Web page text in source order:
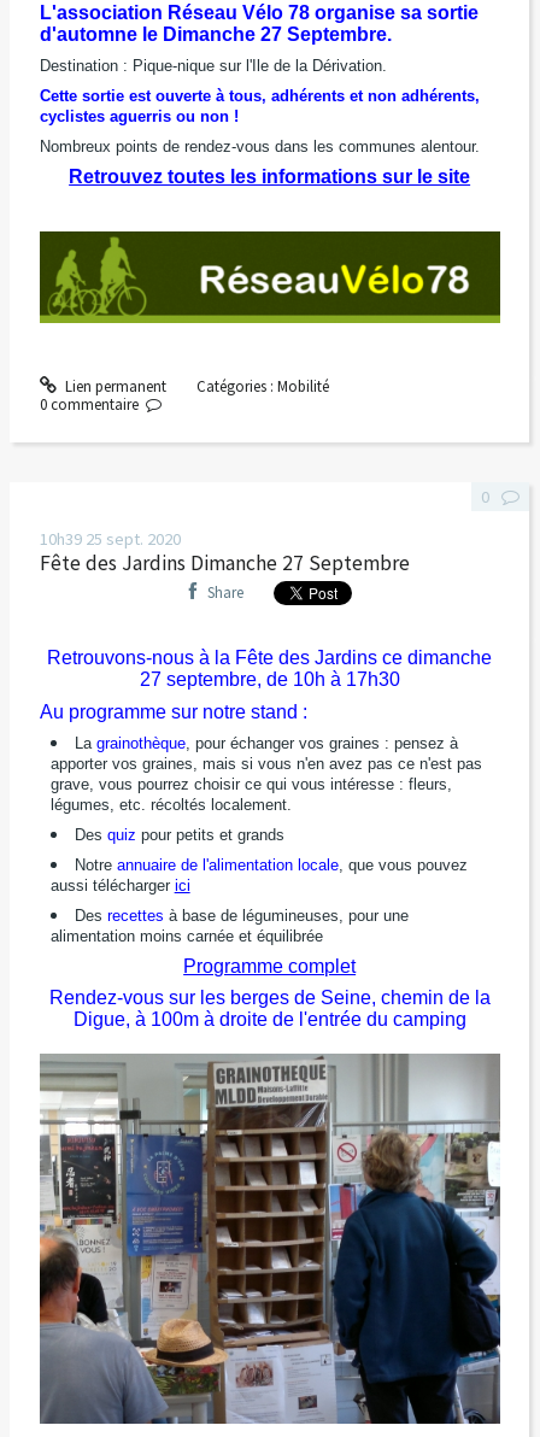
L'association Réseau Vélo 78 organise sa sortie
d'automne le Dimanche 27 Septembre.
Destination : Pique-nique sur l'Ile de la Dérivation.
Cette sortie est ouverte à tous, adhérents et non adhérents,
cyclistes aguerris ou non !
Nombreux points de rendez-vous dans les communes alentour.
Retrouvez toutes les informations sur le site
Lien permanent Catégories : Mobilité
0 commentaire
10h39 25 sept. 2020
Fête des Jardins Dimanche 27 Septembre
Share
Retrouvons-nous à la Fête des Jardins ce dimanche
27 septembre, de 10h à 17h30
Au programme sur notre stand :
Lagrainothèque , pour échanger vos graines : pensez à
apporter vos graines, mais si vous n'en avez pas ce n'est pas
grave, vous pourrez choisir ce qui vous intéresse : fleurs,
légumes, etc. récoltés localement.
Desquiz pour petits et grands
Notreannuaire de l'alimentation locale , que vous pouvez
aussi télécharger ici
Desrecettes à base de légumineuses, pour une
alimentation moins carnée et équilibrée
Programme complet
Rendez-vous sur les berges de Seine, chemin de la
Digue, à 100m à droite de l'entrée du camping
0